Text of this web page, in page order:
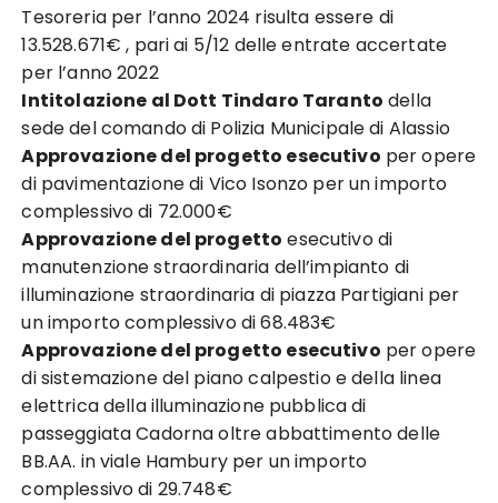
Tesoreria per l’anno 2024 risulta essere di
13.528.671€ , pari ai 5/12 delle entrate accertate
per l’anno 2022
Intitolazione al Dott Tindaro Taranto della
sede del comando di Polizia Municipale di Alassio
Approvazione del progetto esecutivo per opere
di pavimentazione di Vico Isonzo per un importo
complessivo di 72.000€
Approvazione del progetto esecutivo di
manutenzione straordinaria dell’impianto di
illuminazione straordinaria di piazza Partigiani per
un importo complessivo di 68.483€
Approvazione del progetto esecutivo per opere
di sistemazione del piano calpestio e della linea
elettrica della illuminazione pubblica di
passeggiata Cadorna oltre abbattimento delle
BB.AA. in viale Hambury per un importo
complessivo di 29.748€